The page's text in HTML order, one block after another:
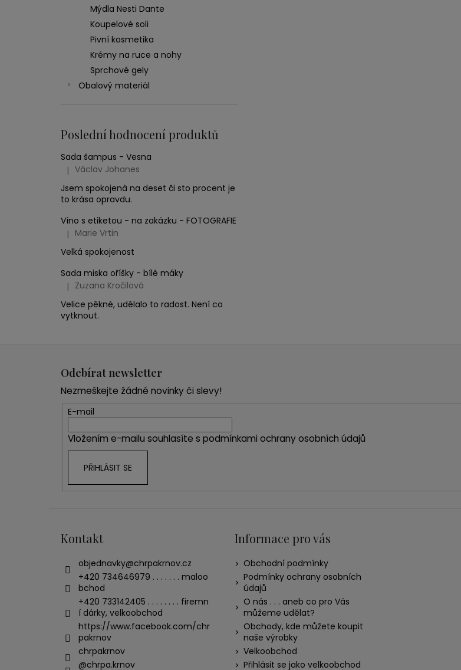
Mýdla Nesti Dante
Koupelové soli
Pivní kosmetika
Krémy na ruce a nohy
Sprchové gely
Obalový materiál
Poslední hodnocení produktů
Sada šampus - Vesna
Hodnocení produktu je 5 z 5 hvězdiček.
| Václav Johanes
Jsem spokojenà na deset či sto procent je
to krása opravdu.
Víno s etiketou - na zakázku - FOTOGRAFIE
Hodnocení produktu je 5 z 5 hvězdiček.
| Marie Vrtin
Velká spokojenost
Sada miska oříšky - bílé máky
Hodnocení produktu je 5 z 5 hvězdiček.
| Zuzana Kročilová
Velice pěkné, udělalo to radost. Není co
vytknout.
Odebírat newsletter
Nezmeškejte žádné novinky či slevy!
E-mail
Vložením e-mailu souhlasíte s podmínkami ochrany osobních údajů
PŘIHLÁSIT SE
Kontakt
objednavky@chrpakrnov.cz
+420 734646979 . . . . . . . maloo
bchod
+420 733142405 . . . . . . . . firemn
í dárky, velkoobchod
https://www.facebook.com/chr
pakrnov
chrpakrnov
@chrpa.krnov
Informace pro vás
Obchodní podmínky
Podmínky ochrany osobních
údajů
O nás . . . aneb co pro Vás
můžeme udělat?
Obchody, kde můžete koupit
naše výrobky
Velkoobchod
Přihlásit se jako velkoobchod